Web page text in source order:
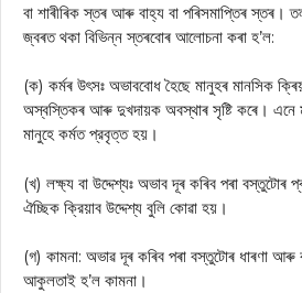
বা শাৰীৰিক স্তৰ আৰু বাহ্য বা পৰিসমাপ্তিৰ স্তৰ।
জ্বৰত থকা বিভিন্ন স্তৰবোৰ আলোচনা কৰা হ’ল:
(ক) কৰ্মৰ উৎসঃ অভাববোধ হৈছে মানুহৰ মানসিক
অস্বস্তিকৰ আৰু দুখদায়ক অবস্থাৰ সৃষ্টি কৰে। এনে
মানুহে কর্মত প্রবৃত্ত হয়।
(খ) লক্ষ্য বা উদ্দেশ্যঃ অভাব দূৰ কৰিব পৰা বস্তুটোৰ
ঐচ্ছিক ক্রিয়াব উদ্দেশ্য বুলি কোৱা হয়।
(গ) কামনা: অভাৱ দূৰ কৰিব পৰা বস্তুটোৰ ধাৰণা আৰু
আকুলতাই হ’ল কামনা।